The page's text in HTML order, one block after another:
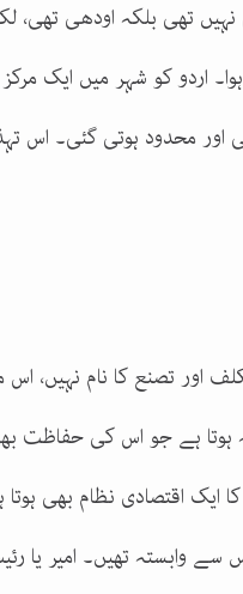
تھی بلکہ اودھی تھی،
اردو کو شہر میں ایک
اور محدود ہوتی گئی۔ اس
اور تصنع کا نام نہیں،
ہوتا ہے جو اس کی حفاظت
ایک اقتصادی نظام بھی
سے وابستہ تھیں۔ امیر یا